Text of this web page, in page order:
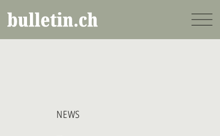
zum
Inhalt
NEWS